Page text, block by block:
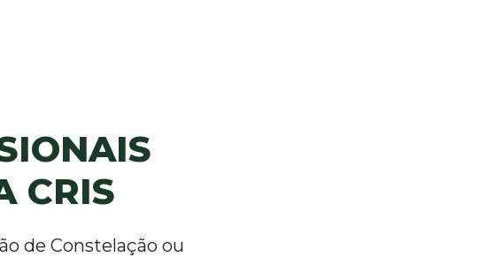
de Constelação ou
CRIS